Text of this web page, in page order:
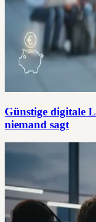
Günstige digitale
niemand sagt